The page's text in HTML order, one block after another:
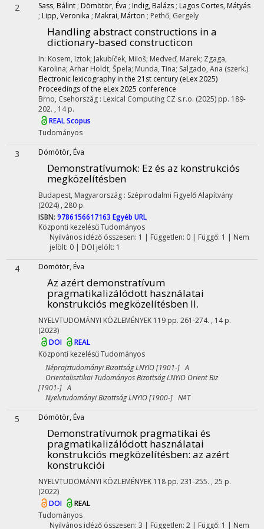
2 Sass, Bálint ; Dömötör, Éva ; Indig, Balázs ; Lagos Cortes, Mátyás
; Lipp, Veronika ; Makrai, Márton ; Pethő, Gergely
Handling abstract constructions in a
dictionary-based constructicon
In: Kosem, Iztok; Jakubíček, MiIoš; Medveď, Marek; Zgaga,
Karolina; Arhar Holdt, Špela; Munda, Tina; Salgado, Ana (szerk.)
Electronic lexicography in the 21st century (eLex 2025)
Proceedings of the eLex 2025 conference
Brno, Csehország : Lexical Computing CZ s.r.o. (2025) pp. 189-
202. , 14 p.
REALScopus
Tudományos
3 Dömötör, Éva
Demonstratívumok: Ez és az konstrukciós
megközelítésben
Budapest, Magyarország : Szépirodalmi Figyelő Alapítvány
(2024) , 280 p.
ISBN: 9786156617163 Egyéb URL
Központi kezelésűTudományos
Nyilvános idéző összesen: 1 | Független: 0 | Függő: 1 | Nem
jelölt: 0 | DOI jelölt: 1
4 Dömötör, Éva
Az azért demonstratívum
pragmatikalizálódott használatai
konstrukciós megközelítésben II.
NYELVTUDOMÁNYI KÖZLEMÉNYEK 119 pp. 261-274. , 14 p.
(2023)
DOI
REAL
Központi kezelésűTudományos
Néprajztudományi Bizottság I.NYIO [1901-] A
Orientalisztikai Tudományos Bizottság I.NYIO Orient Biz
[1901-] A
Nyelvtudományi Bizottság I.NYIO [1900-] NAT
5 Dömötör, Éva
Demonstratívumok pragmatikai és
pragmatikalizálódott használatai
konstrukciós megközelítésben: az azért
konstrukciói
NYELVTUDOMÁNYI KÖZLEMÉNYEK 118 pp. 231-255. , 25 p.
(2022)
DOI
REAL
Tudományos
Nyilvános idéző összesen: 3 | Független: 2 | Függő: 1 | Nem